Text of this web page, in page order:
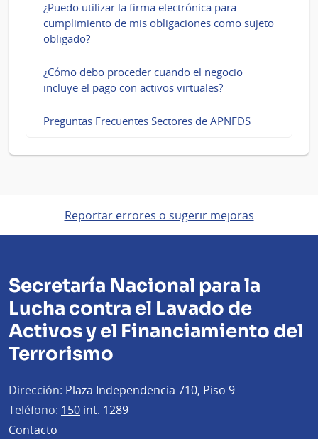
¿Puedo utilizar la firma electrónica para
cumplimiento de mis obligaciones como sujeto
obligado?
¿Cómo debo proceder cuando el negocio
incluye el pago con activos virtuales?
Preguntas Frecuentes Sectores de APNFDS
Reportar errores o sugerir mejoras
Secretaría Nacional para la
Lucha contra el Lavado de
Activos y el Financiamiento del
Terrorismo
Dirección: Plaza Independencia 710, Piso 9
Teléfono: 150 int. 1289
Contacto